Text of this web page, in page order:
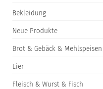
Bekleidung
Neue Produkte
Brot & Gebäck & Mehlspeisen
Eier
Fleisch & Wurst & Fisch